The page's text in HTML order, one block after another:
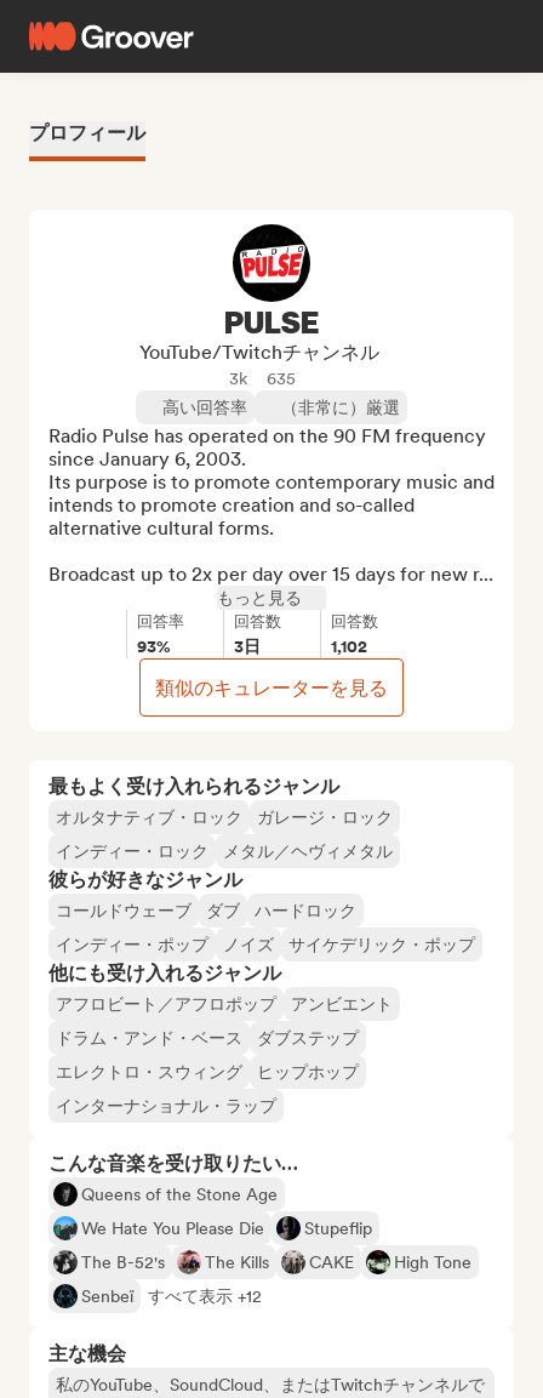
プロフィール
最もよく受け入れられるジャンル
オルタナティブ・ロック
ガレージ・ロック
インディー・ロック
メタル／ヘヴィメタル
彼らが好きなジャンル
コールドウェーブ ダブ
ハードロック
インディー・ポップ
ノイズ サイケデリック・ポップ
他にも受け入れるジャンル
アフロビート／アフロポップ
アンビエント
ドラム・アンド・ベース
ダブステップ
エレクトロ・スウィング
ヒップホップ
インターナショナル・ラップ
こんな音楽を受け取りたい…
Queens of the Stone Age
We Hate You Please Die
Stupeflip
The B-52's
The Kills CAKE
High Tone
Senbeï
すべて表示 +12
主な機会
私のYouTube、SoundCloud、またはTwitchチャンネルで
PULSE
YouTube/Twitchチャンネル
3k
635
高い回答率
（非常に）厳選
Radio Pulse has operated on the 90 FM frequency
since January 6, 2003.
Its purpose is to promote contemporary music and
intends to promote creation and so-called
alternative cultural forms.
Broadcast up to 2x per day over 15 days for new r...
もっと見る
回答率
93%
回答数
3日
回答数
1,102
類似のキュレーターを見る